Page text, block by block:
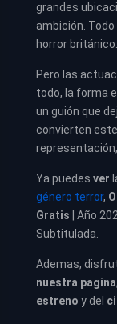
grandes
ambición.
horror británico.
Pero las
todo, la forma
un guión que
convierten
Ya puedes ver
género terror,
Gratis | Año
Subtitulada.
Ademas,
nuestra pagina
estreno y del